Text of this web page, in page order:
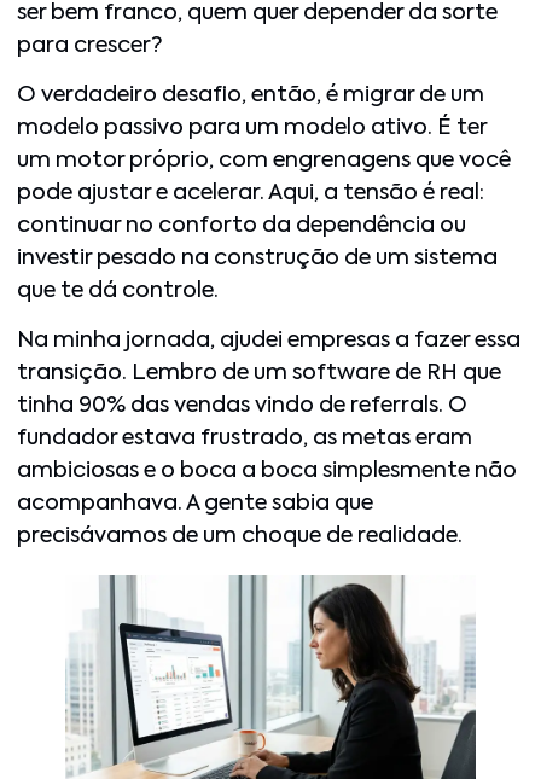
ser bem franco, quem quer depender da sorte
para crescer?
O verdadeiro desafio, então, é migrar de um
modelo passivo para um modelo ativo. É ter
um motor próprio, com engrenagens que você
pode ajustar e acelerar. Aqui, a tensão é real:
continuar no conforto da dependência ou
investir pesado na construção de um sistema
que te dá controle.
Na minha jornada, ajudei empresas a fazer essa
transição. Lembro de um software de RH que
tinha 90% das vendas vindo de referrals. O
fundador estava frustrado, as metas eram
ambiciosas e o boca a boca simplesmente não
acompanhava. A gente sabia que
precisávamos de um choque de realidade.